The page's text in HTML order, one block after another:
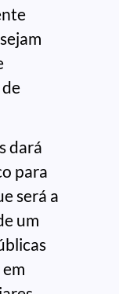
dará
para
será a
um